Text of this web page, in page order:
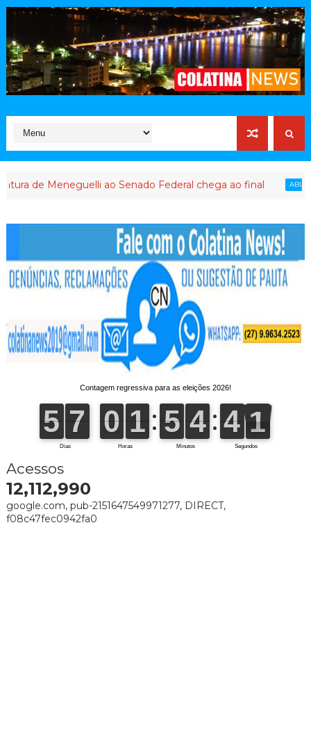
Meneguelli ao Senado Federal chega ao final ABUSO DE
Acessos
12,112,990
google.com, pub-2151647549971277, DIRECT,
f08c47fec0942fa0